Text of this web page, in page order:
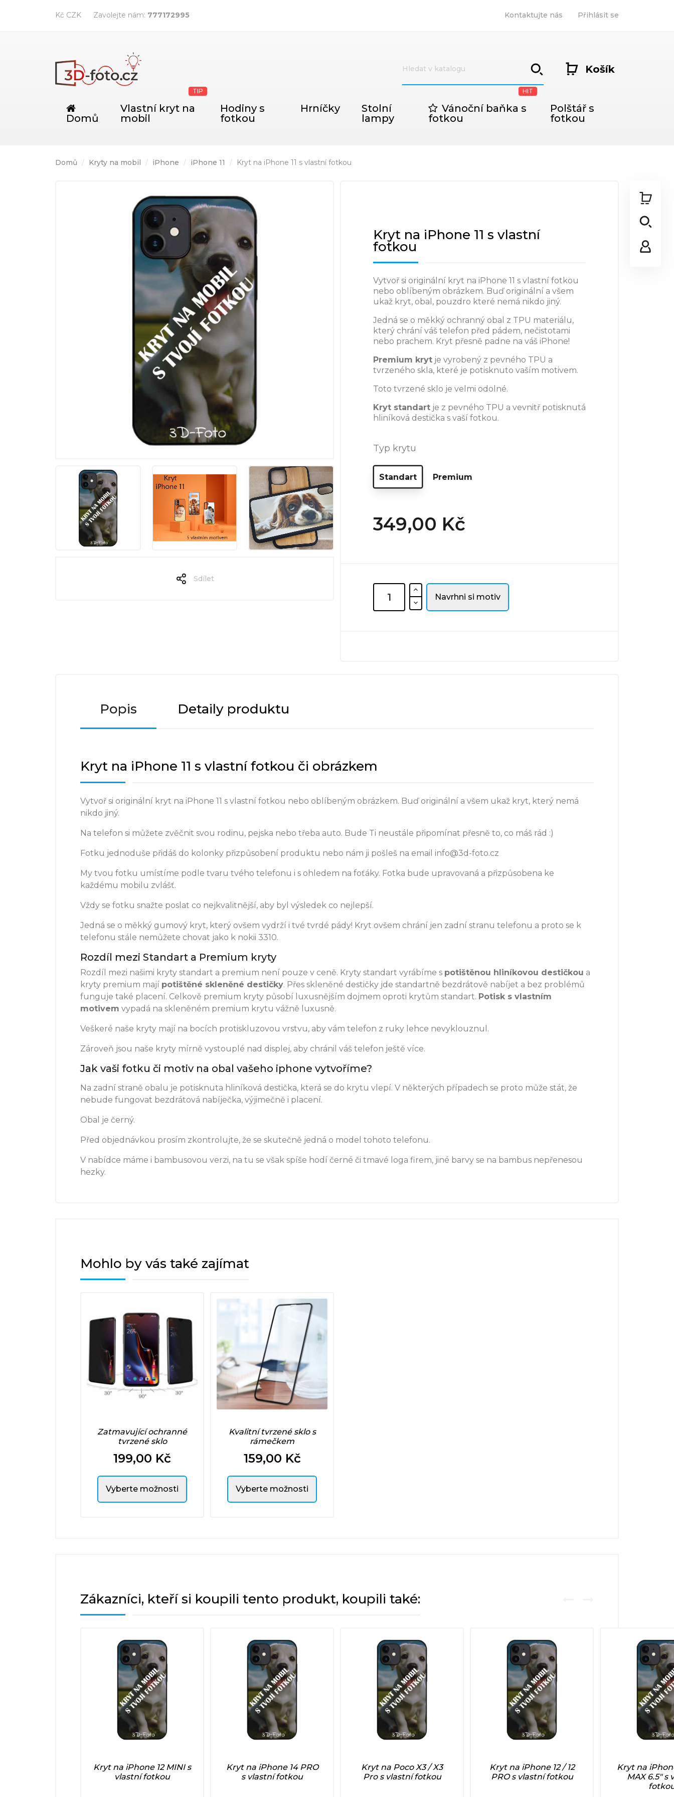
Kč CZK Zavolejte nám: 777172995 Kontaktujte nás Přihlásit se
Košík
Domů
Vlastní kryt na
mobil
TIP
Hodiny s
fotkou
Hrníčky
Stolní
lampy
Vánoční baňka s
fotkou
HIT
Polštář s
fotkou
Domů Kryty na mobil iPhone iPhone 11 Kryt na iPhone 11 s vlastní fotkou
Sdílet
Kryt na iPhone 11 s vlastní
fotkou
Vytvoř si originální kryt na iPhone 11 s vlastní fotkou
nebo oblíbeným obrázkem. Buď originální a všem
ukaž kryt, obal, pouzdro které nemá nikdo jiný.
Jedná se o měkký ochranný obal z TPU materiálu,
který chrání váš telefon před pádem, nečistotami
nebo prachem. Kryt přesně padne na váš iPhone!
Premium kryt je vyrobený z pevného TPU a
tvrzeného skla, které je potisknuto vaším motivem.
Toto tvrzené sklo je velmi odolné.
Kryt standart je z pevného TPU a vevnitř potisknutá
hliníková destička s vaší fotkou.
Typ krytu
Standart Premium
349,00 Kč
Navrhni si motiv
Popis Detaily produktu
Kryt na iPhone 11 s vlastní fotkou či obrázkem
Vytvoř si originální kryt na iPhone 11 s vlastní fotkou nebo oblíbeným obrázkem. Buď originální a všem ukaž kryt, který nemá
nikdo jiný.
Na telefon si můžete zvěčnit svou rodinu, pejska nebo třeba auto. Bude Ti neustále připomínat přesně to, co máš rád :)
Fotku jednoduše přidáš do kolonky přizpůsobení produktu nebo nám ji pošleš na email info@3d-foto.cz
My tvou fotku umístíme podle tvaru tvého telefonu i s ohledem na foťáky. Fotka bude upravovaná a přizpůsobena ke
každému mobilu zvlášť.
Vždy se fotku snažte poslat co nejkvalitnější, aby byl výsledek co nejlepší.
Jedná se o měkký gumový kryt, který ovšem vydrží i tvé tvrdé pády! Kryt ovšem chrání jen zadní stranu telefonu a proto se k
telefonu stále nemůžete chovat jako k nokii 3310.
Rozdíl mezi Standart a Premium kryty
Rozdíl mezi našimi kryty standart a premium není pouze v ceně. Kryty standart vyrábíme s potištěnou hliníkovou destičkou a
kryty premium mají potištěné skleněné destičky. Přes skleněné destičky jde standartně bezdrátově nabíjet a bez problémů
funguje také placení. Celkově premium kryty působí luxusnějším dojmem oproti krytům standart. Potisk s vlastním
motivem vypadá na skleněném premium krytu vážně luxusně.
Veškeré naše kryty mají na bocích protiskluzovou vrstvu, aby vám telefon z ruky lehce nevyklouznul.
Zároveň jsou naše kryty mírně vystouplé nad displej, aby chránil váš telefon ještě více.
Jak vaši fotku či motiv na obal vašeho iphone vytvoříme?
Na zadní straně obalu je potisknuta hliníková destička, která se do krytu vlepí. V některých případech se proto může stát, že
nebude fungovat bezdrátová nabíječka, výjimečně i placení.
Obal je černý.
Před objednávkou prosím zkontrolujte, že se skutečně jedná o model tohoto telefonu.
V nabídce máme i bambusovou verzi, na tu se však spíše hodí černé či tmavé loga firem, jiné barvy se na bambus nepřenesou
hezky.
Mohlo by vás také zajímat
Zatmavující ochranné
tvrzené sklo
Cena
199,00 Kč
Vyberte možnosti
Kvalitní tvrzené sklo s
rámečkem
Cena
159,00 Kč
Vyberte možnosti
Zákazníci, kteří si koupili tento produkt, koupili také:
Kryt na iPhone 12 MINI s
vlastní fotkou
Kryt na iPhone 14 PRO
s vlastní fotkou
Kryt na Poco X3 / X3
Pro s vlastní fotkou
Kryt na iPhone 12 / 12
PRO s vlastní fotkou
Kryt na
MAX 6.5" s